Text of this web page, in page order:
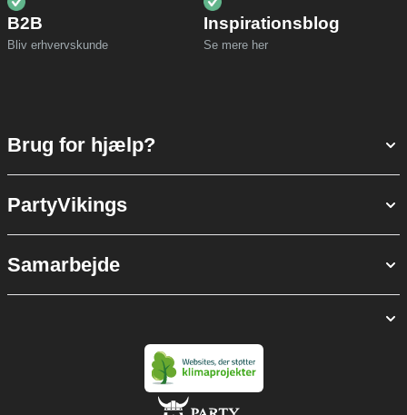
B2B
Bliv erhvervskunde
Inspirationsblog
Se mere her
Brug for hjælp?
PartyVikings
Samarbejde